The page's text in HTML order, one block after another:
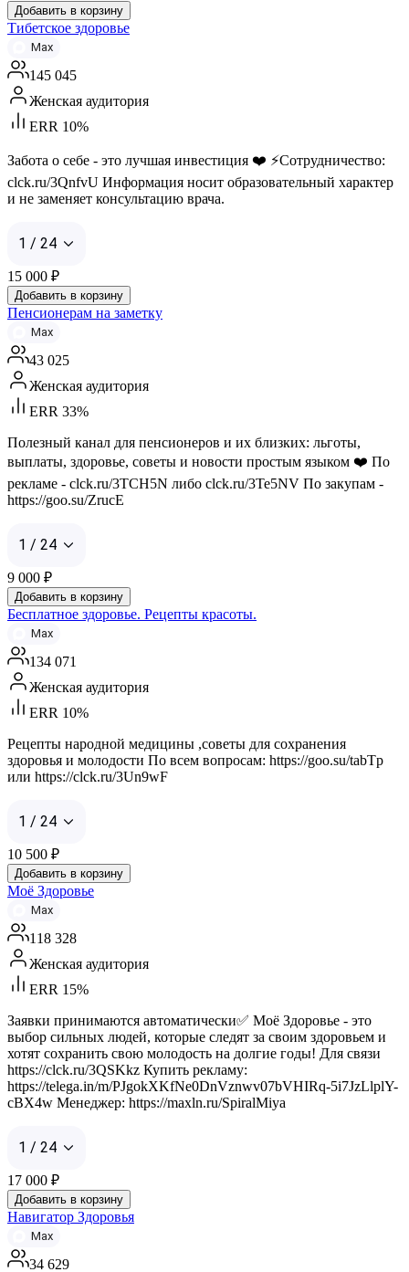
Добавить в корзину
Тибетское здоровье
Max
145 045
Женская аудитория
ERR 10%
Забота о себе - это лучшая инвестиция ❤️ ⚡️Сотрудничество:
clck.ru/3QnfvU Информация носит образовательный характер
и не заменяет консультацию врача.
1 / 24
15 000 ₽
Добавить в корзину
Пенсионерам на заметку
Max
43 025
Женская аудитория
ERR 33%
Полезный канал для пенсионеров и их близких: льготы,
выплаты, здоровье, советы и новости простым языком ❤️ По
рекламе - clck.ru/3TCH5N либо clck.ru/3Te5NV По закупам -
https://goo.su/ZrucE
1 / 24
9 000 ₽
Добавить в корзину
Бесплатное здоровье. Рецепты красоты.
Max
134 071
Женская аудитория
ERR 10%
Рецепты народной медицины ,советы для сохранения
здоровья и молодости По всем вопросам: https://goo.su/tabTp
или https://clck.ru/3Un9wF
1 / 24
10 500 ₽
Добавить в корзину
Моё Здоровье
Max
118 328
Женская аудитория
ERR 15%
Заявки принимаются автоматически✅ Моё Здоровье - это
выбор сильных людей, которые следят за своим здоровьем и
хотят сохранить свою молодость на долгие годы! Для связи
https://clck.ru/3QSKkz Купить рекламу:
https://telega.in/m/PJgokXKfNe0DnVznwv07bVHIRq-5i7JzLlplY-
cBX4w Менеджер: https://maxln.ru/SpiralMiya
1 / 24
17 000 ₽
Добавить в корзину
Навигатор Здоровья
Max
34 629